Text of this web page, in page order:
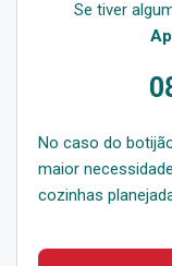
Se tiver
No caso do
maior
cozinhas